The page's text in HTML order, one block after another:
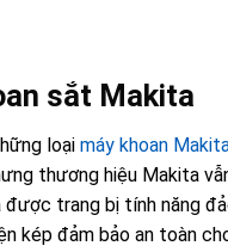
sắt Makita
loại máy khoan
thương hiệu Makita
trang bị tính năng
kép đảm bảo an toàn